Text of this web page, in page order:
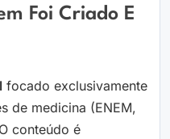
Foi Criado E
focado exclusivamente
de medicina (ENEM,
conteúdo é